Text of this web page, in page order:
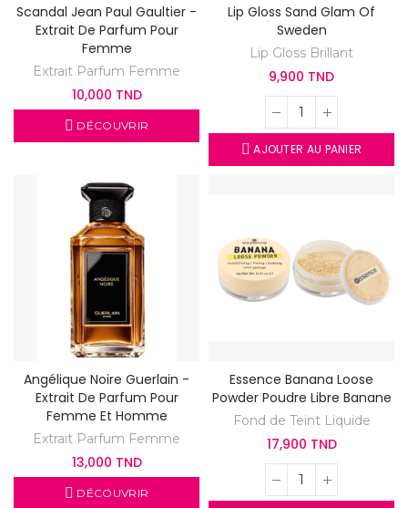
Scandal Jean Paul Gaultier -
Extrait De Parfum Pour
Femme
Extrait Parfum Femme
10,000 TND
DÉCOUVRIR
Lip Gloss Sand Glam Of
Sweden
Lip Gloss Brillant
9,900 TND
AJOUTER AU PANIER
Angélique Noire Guerlain -
Extrait De Parfum Pour
Femme Et Homme
Extrait Parfum Femme
13,000 TND
DÉCOUVRIR
Essence Banana Loose
Powder Poudre Libre Banane
Fond de Teint Liquide
17,900 TND